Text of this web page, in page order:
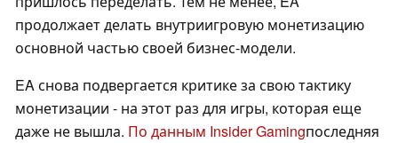
продолжает делать внутриигровую монетизацию
основной частью своей бизнес-модели.
EA снова подвергается критике за свою тактику
монетизации - на этот раз для игры, которая еще
даже не вышла. По данным Insider Gamingпоследняя